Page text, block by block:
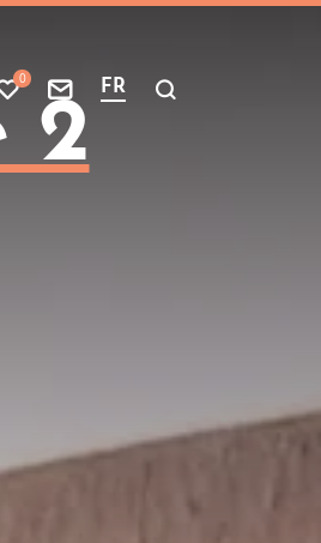
de navigation du
Mes favoris
0
Nous contacter
FR Je recherche
2